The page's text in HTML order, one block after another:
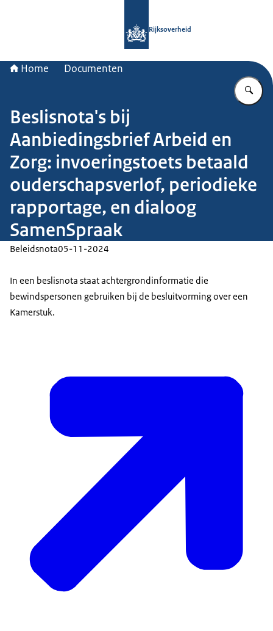
Rijksoverheid
Home Documenten
Beslisnota's bij
Aanbiedingsbrief Arbeid en
Zorg: invoeringstoets betaald
ouderschapsverlof, periodieke
rapportage, en dialoog
SamenSpraak
Beleidsnota05-11-2024
In een beslisnota staat achtergrondinformatie die
bewindspersonen gebruiken bij de besluitvorming over een
Kamerstuk.